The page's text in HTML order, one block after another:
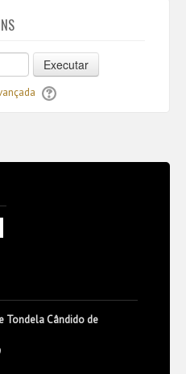
Executar
Tondela Cândido de